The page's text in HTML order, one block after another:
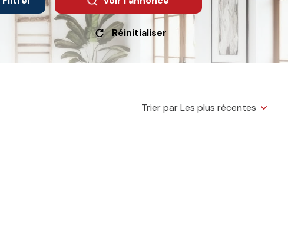
Réinitialiser
Trier par Les plus récentes